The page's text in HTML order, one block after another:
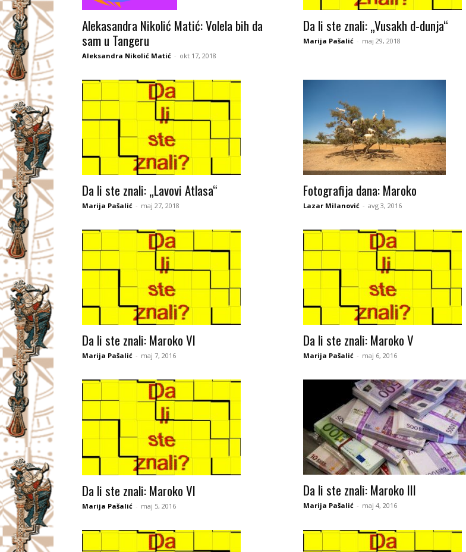
I
Č
Alekasandra Nikolić Matić: Volela bih da
sam u Tangeru
Aleksandra Nikolić Matić - okt 17, 2018
Da li ste znali: „Vusakh d-dunja“
Marija Pašalić - maj 29, 2018
Da li ste znali: „Lavovi Atlasa“
Marija Pašalić - maj 27, 2018
Fotografija dana: Maroko
Lazar Milanović - avg 3, 2016
Da li ste znali: Maroko VI
Marija Pašalić - maj 7, 2016
Da li ste znali: Maroko V
Marija Pašalić - maj 6, 2016
Da li ste znali: Maroko VI
Marija Pašalić - maj 5, 2016
Da li ste znali: Maroko III
Marija Pašalić - maj 4, 2016